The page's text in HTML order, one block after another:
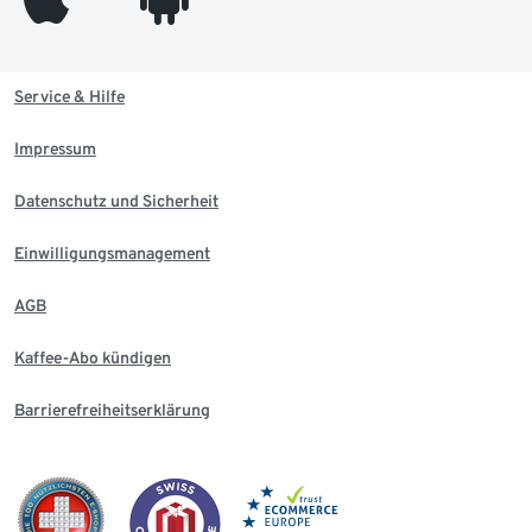
Service & Hilfe
Impressum
Datenschutz und Sicherheit
Einwilligungsmanagement
AGB
Kaffee-Abo kündigen
Barrierefreiheitserklärung